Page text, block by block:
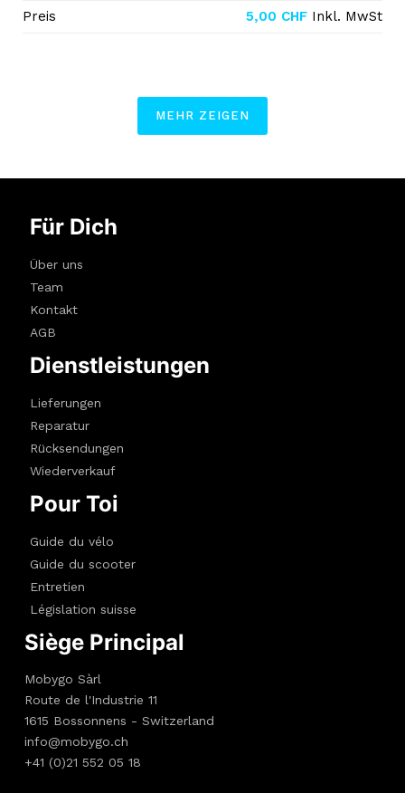
Preis 5,00 CHF Inkl. MwSt
MEHR ZEIGEN
Für Dich
Über uns
Team
Kontakt
AGB
Dienstleistungen
Lieferungen
Reparatur
Rücksendungen
Wiederverkauf
Pour Toi
Guide du vélo
Guide du scooter
Entretien
Législation suisse
Siège Principal
Mobygo Sàrl
Route de l'Industrie 11
1615 Bossonnens - Switzerland
info@mobygo.ch
+41 (0)21 552 05 18